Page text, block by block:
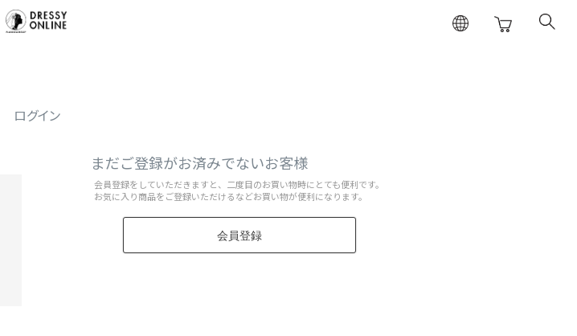
ログイン
まだご登録がお済みでないお客様
会員登録をしていただきますと、二度目のお買い物時にとても便利です。
お気に入り商品をご登録いただけるなどお買い物が便利になります。
会員登録